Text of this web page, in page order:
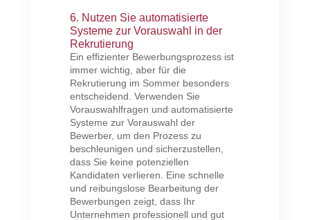
6. Nutzen Sie automatisierte
Systeme zur Vorauswahl in der
Rekrutierung
Ein effizienter Bewerbungsprozess ist
immer wichtig, aber für die
Rekrutierung im Sommer besonders
entscheidend. Verwenden Sie
Vorauswahlfragen und automatisierte
Systeme zur Vorauswahl der
Bewerber, um den Prozess zu
beschleunigen und sicherzustellen,
dass Sie keine potenziellen
Kandidaten verlieren. Eine schnelle
und reibungslose Bearbeitung der
Bewerbungen zeigt, dass Ihr
Unternehmen professionell und gut